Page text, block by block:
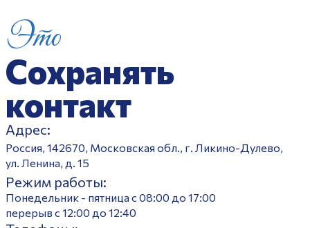
Это
Сохранять
контакт
Адрес:
Россия, 142670, Московская обл., г. Ликино-Дулево,
ул. Ленина, д. 15
Режим работы:
Понедельник - пятница с 08:00 до 17:00
перерыв с 12:00 до 12:40